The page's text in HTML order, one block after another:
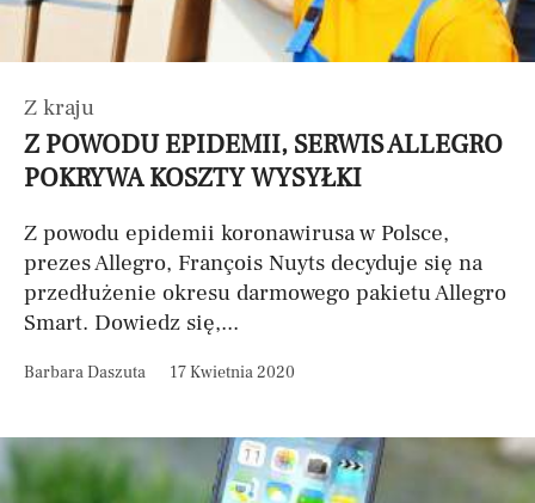
Z kraju
Z POWODU EPIDEMII, SERWIS ALLEGRO
POKRYWA KOSZTY WYSYŁKI
Z powodu epidemii koronawirusa w Polsce,
prezes Allegro, François Nuyts decyduje się na
przedłużenie okresu darmowego pakietu Allegro
Smart. Dowiedz się,...
Barbara Daszuta 17 Kwietnia 2020